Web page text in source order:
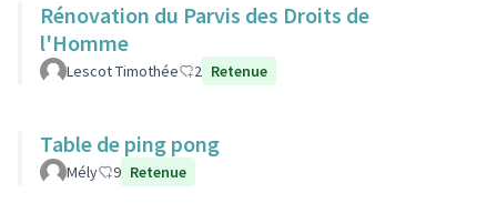
Rénovation du Parvis des Droits de
l'Homme
Lescot Timothée 2 Retenue
Table de ping pong
Mély 9 Retenue